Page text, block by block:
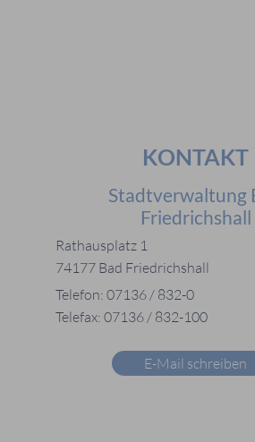
KONTAKT
Stadtverwaltung
Friedrichshall
Rathausplatz 1
74177 Bad Friedrichshall
Telefon: 07136 / 832-0
Telefax: 07136 / 832-100
E-Mail schreiben